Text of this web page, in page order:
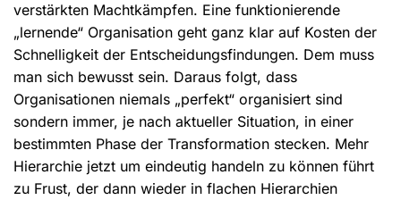
verstärkten Machtkämpfen. Eine funktionierende
„lernende“ Organisation geht ganz klar auf Kosten der
Schnelligkeit der Entscheidungsfindungen. Dem muss
man sich bewusst sein. Daraus folgt, dass
Organisationen niemals „perfekt“ organisiert sind
sondern immer, je nach aktueller Situation, in einer
bestimmten Phase der Transformation stecken. Mehr
Hierarchie jetzt um eindeutig handeln zu können führt
zu Frust, der dann wieder in flachen Hierarchien